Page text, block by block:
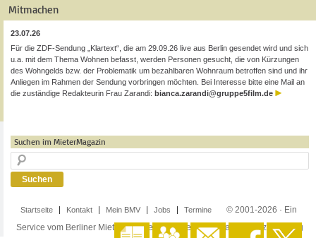
Mitmachen
23.07.26
Für die ZDF-Sendung „Klartext“, die am 29.09.26 live aus Berlin gesendet wird und sich
u.a. mit dem Thema Wohnen befasst, werden Personen gesucht, die von Kürzungen
des Wohngelds bzw. der Problematik um bezahlbaren Wohnraum betroffen sind und ihr
Anliegen im Rahmen der Sendung vorbringen möchten. Bei Interesse bitte eine Mail an
die zuständige Redakteurin Frau Zarandi: bianca.zarandi@gruppe5film.de
Suchen im MieterMagazin
Startseite Kontakt Mein BMV Jobs Termine
© 2001-2026 · Ein
Service vom Berliner Mieterverein e.V. · Impressum·Datenschutzerklärung